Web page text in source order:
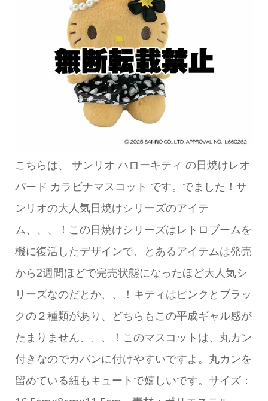
こちらは、 サンリオ ハローキティ の日焼けレオ
パード カラビナマスコット です。でました！サ
ンリオの大人気日焼けシリーズのアイテ
ム、、、！この日焼けシリーズはレトロブームを
機に復活したデザインで、とあるアイテムは発売
から2週間ほどで完売状態になったほど大人気シ
リーズなのだとか、、！キティはピンクとブラッ
クの２種類があり、どちらもこの平成ギャル感が
たまりません、、、！このマスコットは、丸カン
付きなのでカバンに付けやすいですよ。丸カンを
留めている紐もキュートで嬉しいです。サイズ：